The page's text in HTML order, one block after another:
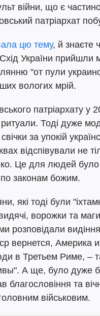
війни, що є
патріархат
цю тему, й знаєте
України прийшли
"от пули
вологих мрій.
патріархату у
ритуали. Тоді дуже
за упокій
відспівували не
Це для людей було
законам божим.
які тоді були
ворожки та
розповідали
вернется, Америка
в Третьем Риме, –
А ще, було дуже
благословіння та
військовим.